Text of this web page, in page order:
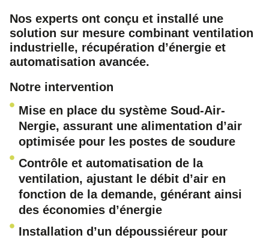
Nos experts ont conçu et installé une
solution sur mesure combinant ventilation
industrielle, récupération d’énergie et
automatisation avancée.
Notre intervention
Mise en place du système Soud-Air-
Nergie, assurant une alimentation d’air
optimisée pour les postes de soudure
Contrôle et automatisation de la
ventilation, ajustant le débit d’air en
fonction de la demande, générant ainsi
des économies d’énergie
Installation d’un dépoussiéreur pour